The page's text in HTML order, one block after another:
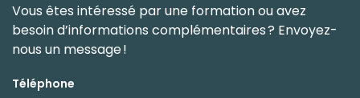
Vous êtes intéressé par une formation ou avez
besoin d’informations complémentaires ? Envoyez-
nous un message !
Téléphone